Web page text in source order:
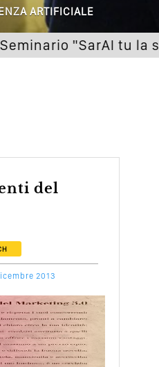
Peggiorerà
Incrociate
Del Wedding
ARTIFICIALE
"SarAI tu la scelta"
2013